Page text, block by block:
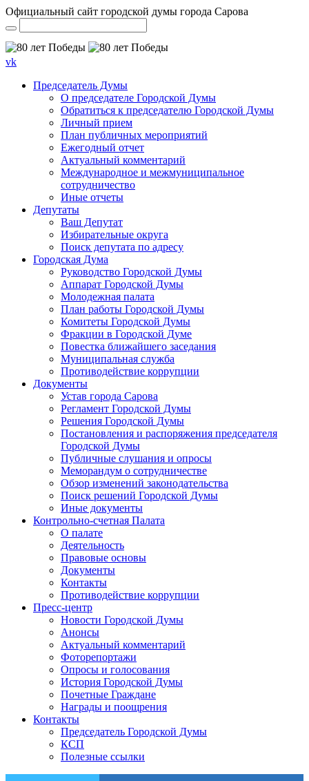
Официальный сайт городской думы города Сарова
vk
Председатель Думы
О председателе Городской Думы
Обратиться к председателю Городской Думы
Личный прием
План публичных мероприятий
Ежегодный отчет
Актуальный комментарий
Международное и межмуниципальное
сотрудничество
Иные отчеты
Депутаты
Ваш Депутат
Избирательные округа
Поиск депутата по адресу
Городская Дума
Руководство Городской Думы
Аппарат Городской Думы
Молодежная палата
План работы Городской Думы
Комитеты Городской Думы
Фракции в Городской Думе
Повестка ближайшего заседания
Муниципальная служба
Противодействие коррупции
Документы
Устав города Сарова
Регламент Городской Думы
Решения Городской Думы
Постановления и распоряжения председателя
Городской Думы
Публичные слушания и опросы
Меморандум о сотрудничестве
Обзор изменений законодательства
Поиск решений Городской Думы
Иные документы
Контрольно-счетная Палата
О палате
Деятельность
Правовые основы
Документы
Контакты
Противодействие коррупции
Пресс-центр
Новости Городской Думы
Анонсы
Актуальный комментарий
Фоторепортажи
Опросы и голосования
История Городской Думы
Почетные Граждане
Награды и поощрения
Контакты
Председатель Городской Думы
КСП
Полезные ссылки